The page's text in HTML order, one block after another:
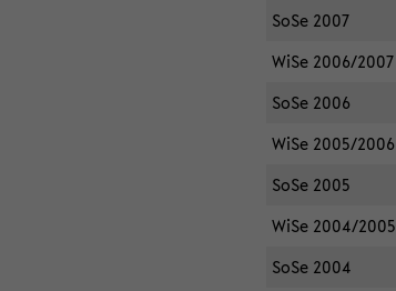
SoSe 2007
WiSe 2006/2007
SoSe 2006
WiSe 2005/2006
SoSe 2005
WiSe 2004/2005
SoSe 2004